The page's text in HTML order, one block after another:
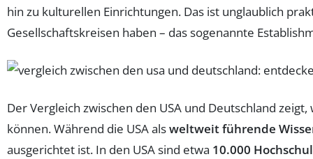
hin zu kulturellen Einrichtungen. Das ist unglaublich
Gesellschaftskreisen haben – das sogenannte
Der Vergleich zwischen den USA und Deutschland
können. Während die USA alsweltweit führende
ausgerichtet ist. In den USA sind etwa 10.000